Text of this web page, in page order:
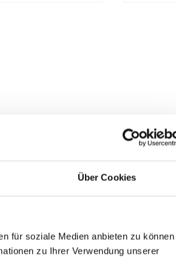
Über Cookies
für soziale Medien anbieten zu können
zu Ihrer Verwendung unserer